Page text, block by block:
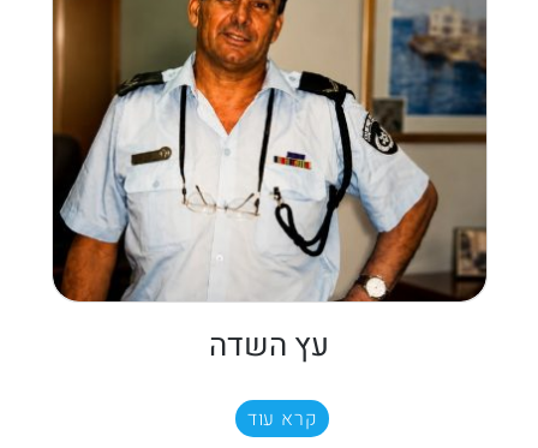
עץ השדה
קרא עוד